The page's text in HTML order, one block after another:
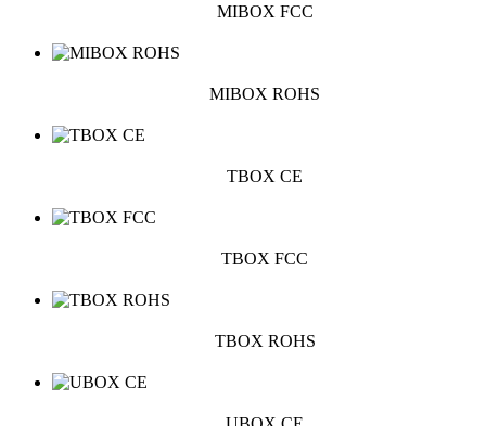
MIBOX FCC
MIBOX ROHS
TBOX CE
TBOX FCC
TBOX ROHS